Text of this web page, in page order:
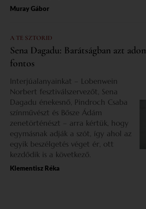
Muray Gábor
A TE SZTORID
Sena Dagadu: Barátságban azt
fontos
Interjúalanyainkat – Lobenwein
Norbert fesztiválszervezőt, Sena
Dagadu énekesnő, Pindroch Csaba
színművészt és Bősze Ádám
zenetörténészt – arra kértük, hogy
egymásnak adják a szót, így ahol az
egyik beszélgetés véget ér, ott
kezdődik is a következő.
Klementisz Réka